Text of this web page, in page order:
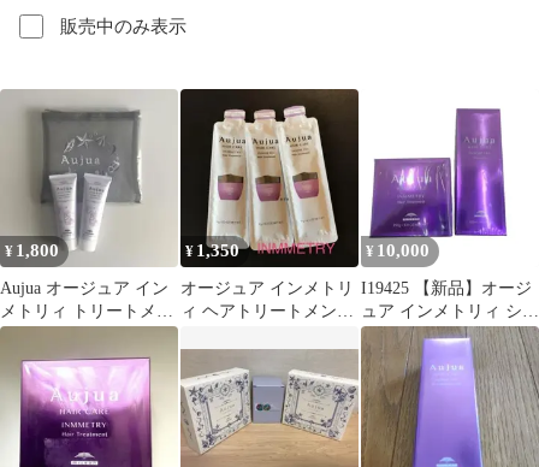
販売中のみ表示
¥ 1,800
Aujua オージュア イン
メトリィ トリートメン
ト
¥ 1,350
オージュア インメトリ
ィ ヘアトリートメント
¥ 10,000
I19425 【新品】オージ
ュア インメトリィ シャ
ンプー トリートメント